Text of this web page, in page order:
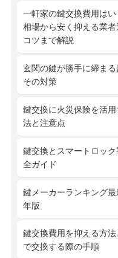
一軒家の鍵交換費用はい
相場から安く抑える業
コツまで解説
玄関の鍵が勝手に締まる
その対策
鍵交換に火災保険を活
法と注意点
鍵交換とスマートロッ
全ガイド
鍵メーカーランキング
年版
鍵交換費用を抑える方
で交換する際の手順